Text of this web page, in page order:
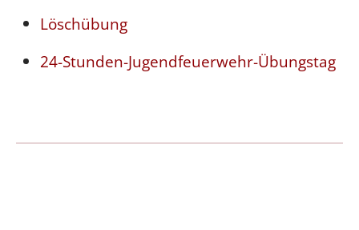
Löschübung
24-Stunden-Jugendfeuerwehr-Übungstag